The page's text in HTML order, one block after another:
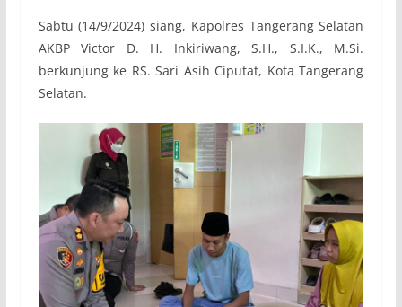
Sabtu (14/9/2024) siang, Kapolres Tangerang Selatan
AKBP Victor D. H. Inkiriwang, S.H., S.I.K., M.Si.
berkunjung ke RS. Sari Asih Ciputat, Kota Tangerang
Selatan.